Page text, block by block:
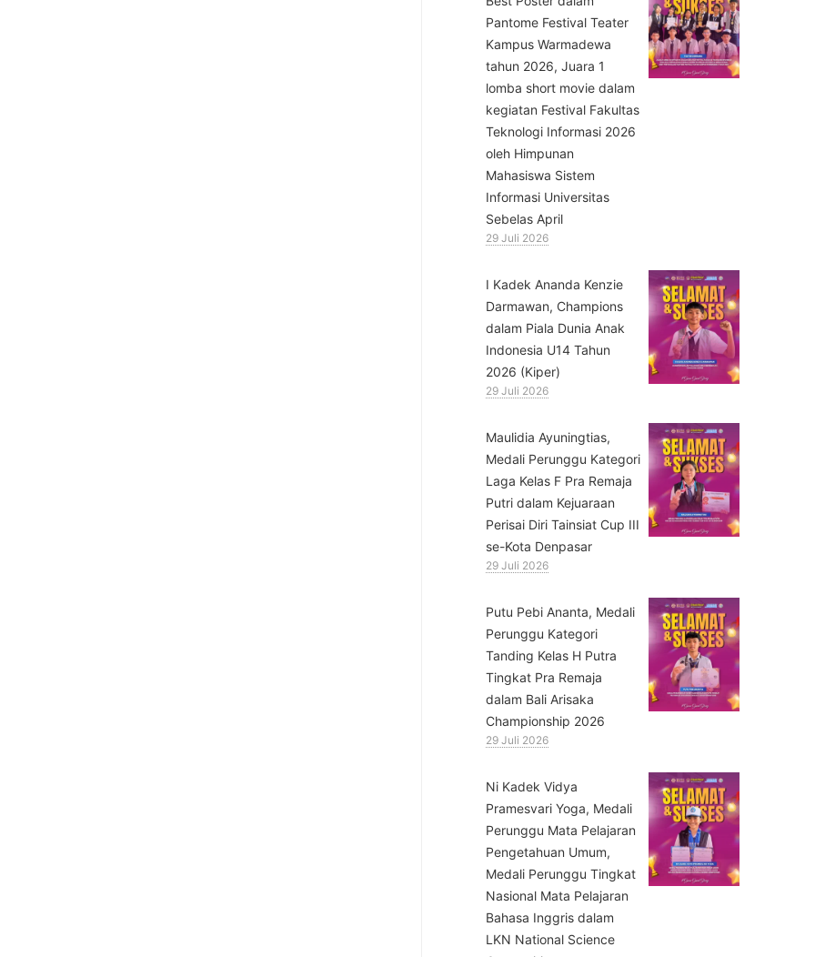
Pantome Festival Teater
Kampus Warmadewa
tahun 2026, Juara 1
lomba short movie dalam
kegiatan Festival Fakultas
Teknologi Informasi 2026
oleh Himpunan
Mahasiswa Sistem
Informasi Universitas
Sebelas April
29 Juli 2026
⁠I Kadek Ananda Kenzie
Darmawan, Champions
dalam Piala Dunia Anak
Indonesia U14 Tahun
2026 (Kiper)
29 Juli 2026
⁠Maulidia Ayuningtias,
Medali Perunggu Kategori
Laga Kelas F Pra Remaja
Putri dalam Kejuaraan
Perisai Diri Tainsiat Cup III
se-Kota Denpasar
29 Juli 2026
Putu Pebi Ananta, Medali
Perunggu Kategori
Tanding Kelas H Putra
Tingkat Pra Remaja
dalam Bali Arisaka
Championship 2026
29 Juli 2026
⁠Ni Kadek Vidya
Pramesvari Yoga, Medali
Perunggu Mata Pelajaran
Pengetahuan Umum,
Medali Perunggu Tingkat
Nasional Mata Pelajaran
Bahasa Inggris dalam
LKN National Science